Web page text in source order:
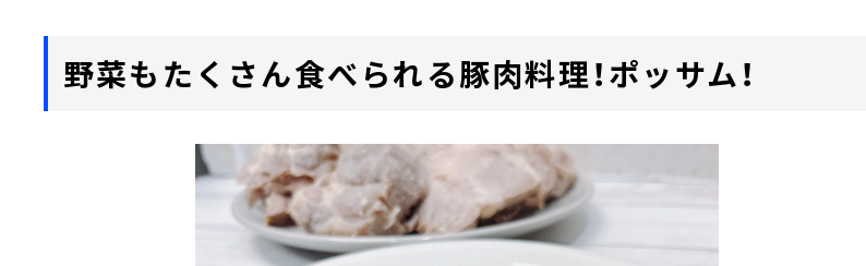
野菜もたくさん食べられる豚肉料理！ポッサム！